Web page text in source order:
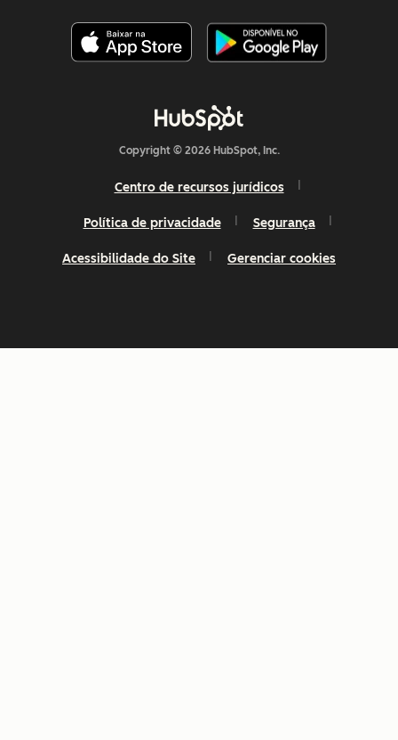
Copyright © 2026 HubSpot, Inc.
Centro de recursos jurídicos
Política de privacidade Segurança
Acessibilidade do Site Gerenciar cookies